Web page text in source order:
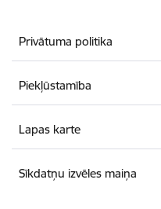
Privātuma politika
Piekļūstamība
Lapas karte
Sīkdatņu izvēles maiņa